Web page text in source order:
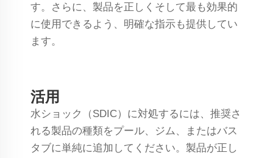
す。さらに、製品を正しくそして最も効果的
に使用できるよう、明確な指示も提供してい
ます。
活用
水ショック（SDIC）に対処するには、推奨さ
れる製品の種類をプール、ジム、またはバス
タブに単純に追加してください。製品が正し